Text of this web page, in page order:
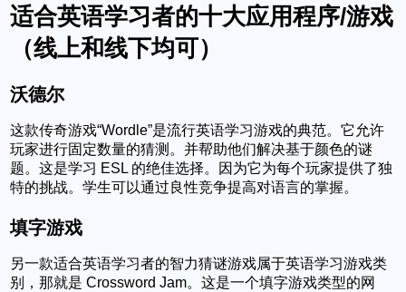
适合英语学习者的十大应用程序/游戏
（线上和线下均可）
沃德尔
这款传奇游戏“Wordle”是流行英语学习游戏的典范。它允许
玩家进行固定数量的猜测。并帮助他们解决基于颜色的谜
题。这是学习 ESL 的绝佳选择。因为它为每个玩家提供了独
特的挑战。学生可以通过良性竞争提高对语言的掌握。
填字游戏
另一款适合英语学习者的智力猜谜游戏属于英语学习游戏类
别，那就是 Crossword Jam。这是一个填字游戏类型的网